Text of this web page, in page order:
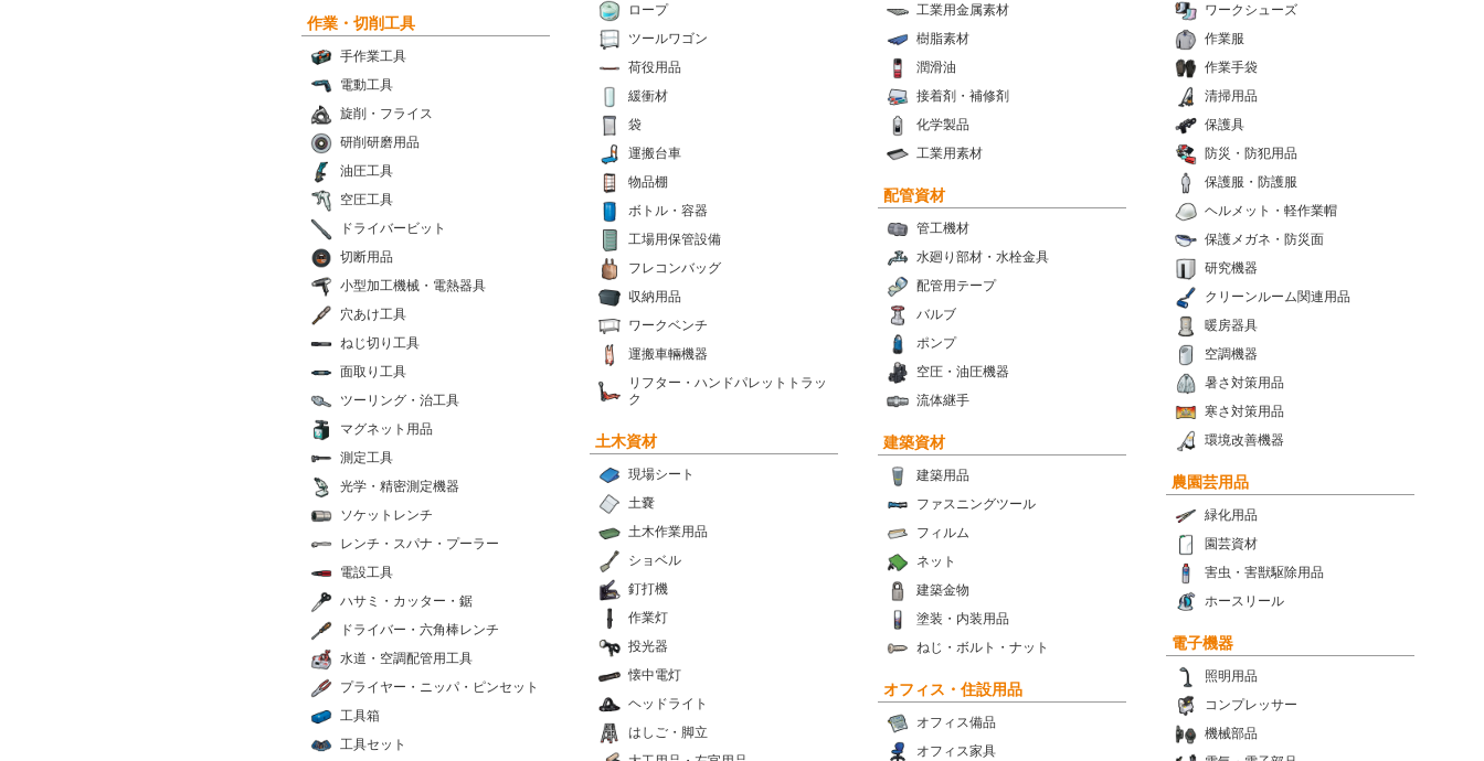
ロープ
ツールワゴン
荷役用品
緩衝材
袋
運搬台車
物品棚
ボトル・容器
工場用保管設備
フレコンバッグ
収納用品
ワークベンチ
運搬車輛機器
リフター・ハンドパレットトラッ
ク
工業用金属素材
樹脂素材
潤滑油
接着剤・補修剤
化学製品
工業用素材
ワークシューズ
作業服
作業手袋
清掃用品
保護具
防災・防犯用品
保護服・防護服
ヘルメット・軽作業帽
保護メガネ・防災面
研究機器
クリーンルーム関連用品
暖房器具
空調機器
暑さ対策用品
寒さ対策用品
環境改善機器
作業・切削工具
手作業工具
電動工具
旋削・フライス
研削研磨用品
油圧工具
空圧工具
ドライバービット
切断用品
小型加工機械・電熱器具
穴あけ工具
ねじ切り工具
面取り工具
ツーリング・治工具
マグネット用品
測定工具
光学・精密測定機器
ソケットレンチ
レンチ・スパナ・プーラー
電設工具
ハサミ・カッター・鋸
ドライバー・六角棒レンチ
水道・空調配管用工具
プライヤー・ニッパ・ピンセット
工具箱
工具セット
配管資材
管工機材
水廻り部材・水栓金具
配管用テープ
バルブ
ポンプ
空圧・油圧機器
流体継手
土木資材
現場シート
土嚢
土木作業用品
ショベル
釘打機
作業灯
投光器
懐中電灯
ヘッドライト
はしご・脚立
建築資材
建築用品
ファスニングツール
フィルム
ネット
建築金物
塗装・内装用品
ねじ・ボルト・ナット
農園芸用品
緑化用品
園芸資材
害虫・害獣駆除用品
ホースリール
電子機器
照明用品
コンプレッサー
機械部品
オフィス・住設用品
オフィス備品
オフィス家具